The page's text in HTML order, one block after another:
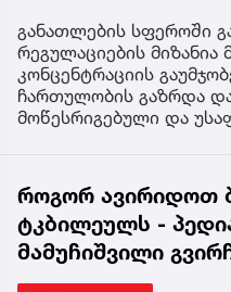
განათლების სფეროში
რეგულაციების მიზანია
კონცენტრაციის
ჩართულობის გაზრდა
მოწესრიგებული და
როგორ ავირიდოთ
ტკბილეულს -
მამუჩიშვილი